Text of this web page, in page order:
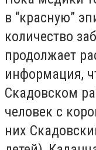
в “красную”
количество
продолжает
информация,
Скадовском
человек с
них